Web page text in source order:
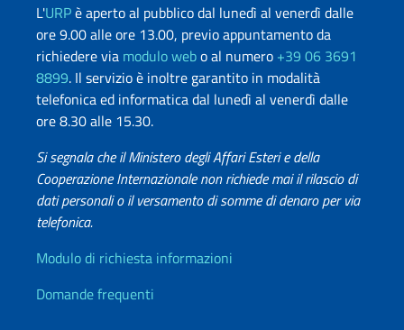
L'URPè aperto al pubblico dal lunedì al venerdì dalle
ore 9.00 alle ore 13.00, previo appuntamento da
richiedere via modulo webo al numero +39 06 3691
8899. Il servizio è inoltre garantito in modalità
telefonica ed informatica dal lunedì al venerdì dalle
ore 8.30 alle 15.30.
Si segnala che il Ministero degli Affari Esteri e della
Cooperazione Internazionale non richiede mai il rilascio di
dati personali o il versamento di somme di denaro per via
telefonica.
Info utili
Modulo di richiesta informazioni
Domande frequenti